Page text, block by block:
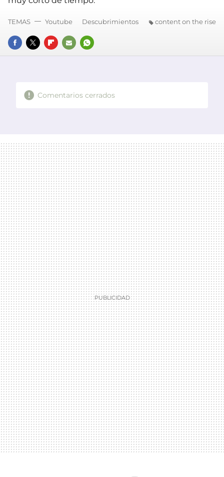
FACEBOOK
TWITTERFLIPBOARD
E-
WHATSAPP
TEMAS Youtube Descubrimientos content on the rise
Comentarios cerrados